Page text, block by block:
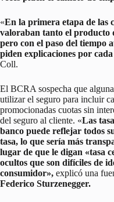
«En la primera etapa de las
valoraban tanto el producto
pero con el paso del tiempo
piden explicaciones por
Coll.
El BCRA sospecha que
utilizar el seguro para incluir
promocionadas cuotas sin
del seguro al cliente. «Las
banco puede reflejar todos
tasa, lo que sería más
lugar de que le digan «tasa
ocultos que son difíciles de
consumidor», explicó una
Federico Sturzenegger.